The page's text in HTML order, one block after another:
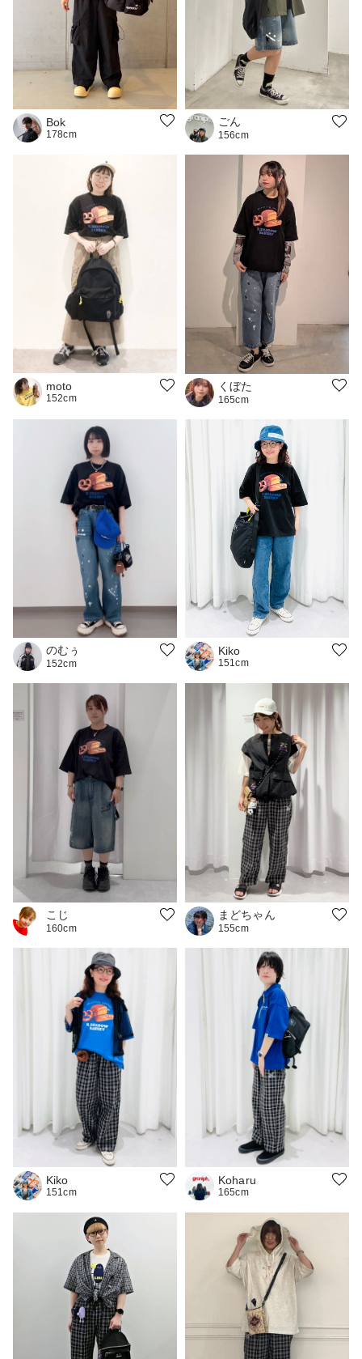
Bok
178cm
ごん
156cm
moto
152cm
くぼた
165cm
のむぅ
152cm
Kiko
151cm
こじ
160cm
まどちゃん
155cm
Kiko
151cm
Koharu
165cm